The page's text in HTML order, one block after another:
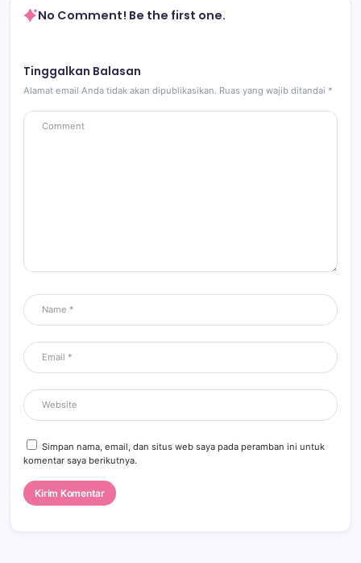
No Comment! Be the first one.
Tinggalkan Balasan
Alamat email Anda tidak akan dipublikasikan. Ruas yang wajib ditandai *
Simpan nama, email, dan situs web saya pada peramban ini untuk
komentar saya berikutnya.